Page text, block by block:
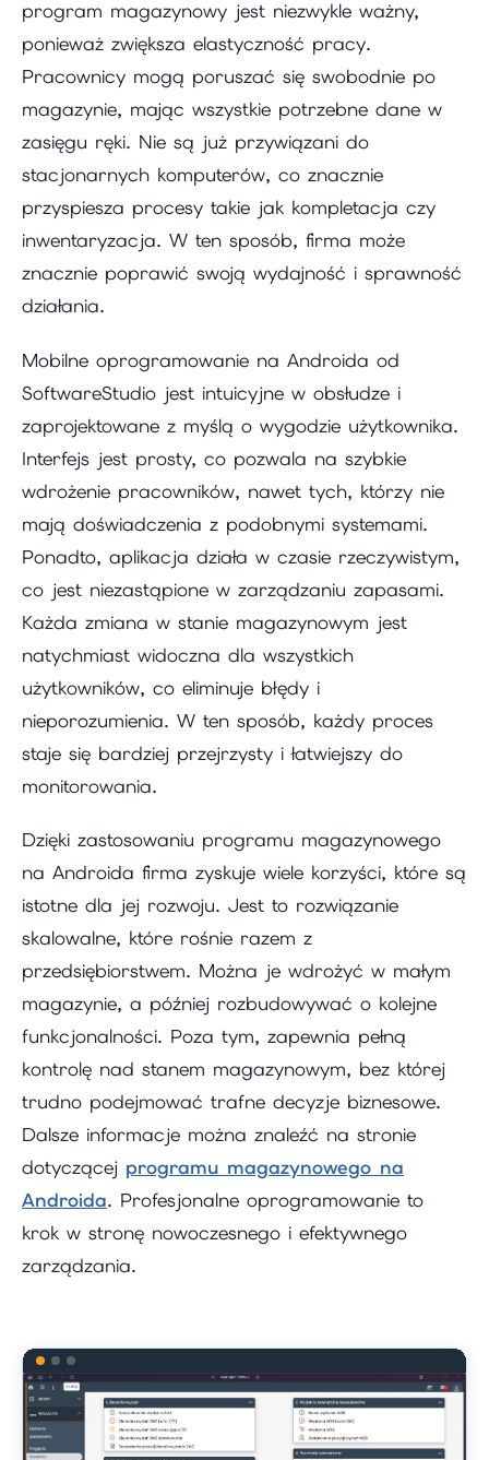
program magazynowy jest niezwykle ważny,
ponieważ zwiększa elastyczność pracy.
Pracownicy mogą poruszać się swobodnie po
magazynie, mając wszystkie potrzebne dane w
zasięgu ręki. Nie są już przywiązani do
stacjonarnych komputerów, co znacznie
przyspiesza procesy takie jak kompletacja czy
inwentaryzacja. W ten sposób, firma może
znacznie poprawić swoją wydajność i sprawność
działania.
Mobilne oprogramowanie na Androida od
SoftwareStudio jest intuicyjne w obsłudze i
zaprojektowane z myślą o wygodzie użytkownika.
Interfejs jest prosty, co pozwala na szybkie
wdrożenie pracowników, nawet tych, którzy nie
mają doświadczenia z podobnymi systemami.
Ponadto, aplikacja działa w czasie rzeczywistym,
co jest niezastąpione w zarządzaniu zapasami.
Każda zmiana w stanie magazynowym jest
natychmiast widoczna dla wszystkich
użytkowników, co eliminuje błędy i
nieporozumienia. W ten sposób, każdy proces
staje się bardziej przejrzysty i łatwiejszy do
monitorowania.
Dzięki zastosowaniu programu magazynowego
na Androida firma zyskuje wiele korzyści, które są
istotne dla jej rozwoju. Jest to rozwiązanie
skalowalne, które rośnie razem z
przedsiębiorstwem. Można je wdrożyć w małym
magazynie, a później rozbudowywać o kolejne
funkcjonalności. Poza tym, zapewnia pełną
kontrolę nad stanem magazynowym, bez której
trudno podejmować trafne decyzje biznesowe.
Dalsze informacje można znaleźć na stronie
dotyczącej programu magazynowego na
Androida. Profesjonalne oprogramowanie to
krok w stronę nowoczesnego i efektywnego
zarządzania.